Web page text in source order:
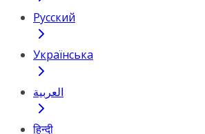
Русский
Українська
العربية
हिन्दी